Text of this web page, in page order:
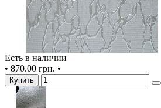
Есть в наличии
• 870.00 грн. •
Купить